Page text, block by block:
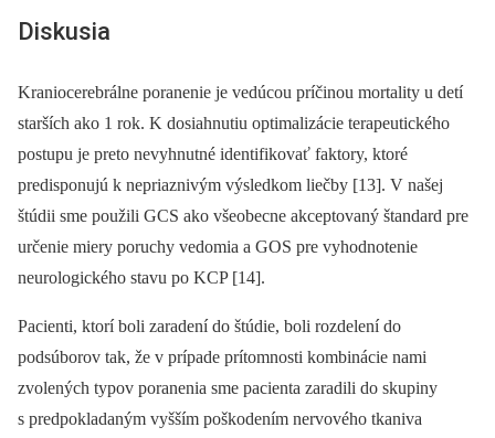
Diskusia
Kraniocerebrálne poranenie je vedúcou príčinou mortality u detí
starších ako 1 rok. K dosiahnutiu optimalizácie terapeutického
postupu je preto nevyhnutné identifikovať faktory, ktoré
predisponujú k nepriaznivým výsledkom liečby [13]. V našej
štúdii sme použili GCS ako všeobecne akceptovaný štandard pre
určenie miery poruchy vedomia a GOS pre vyhodnotenie
neurologického stavu po KCP [14].
Pacienti, ktorí boli zaradení do štúdie, boli rozdelení do
podsúborov tak, že v prípade prítomnosti kombinácie nami
zvolených typov poranenia sme pacienta zaradili do skupiny
s predpokladaným vyšším poškodením nervového tkaniva